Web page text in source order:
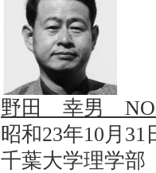
野田 幸男
昭和23年10月31
千葉大学理学